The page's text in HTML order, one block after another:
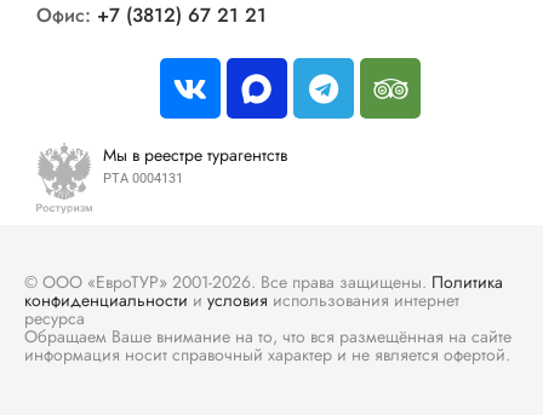
Офис: +7 (3812) 67 21 21
Мы в реестре турагентств
РТА 0004131
© ООО «ЕвроТУР» 2001-2026. Все права защищены. Политика
конфиденциальности и условия использования интернет
ресурса
Обращаем Ваше внимание на то, что вся размещённая на сайте
информация носит справочный характер и не является офертой.